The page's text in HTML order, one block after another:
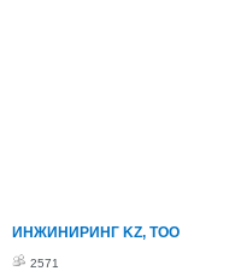
ИНЖИНИРИНГ KZ, ТОО
2571